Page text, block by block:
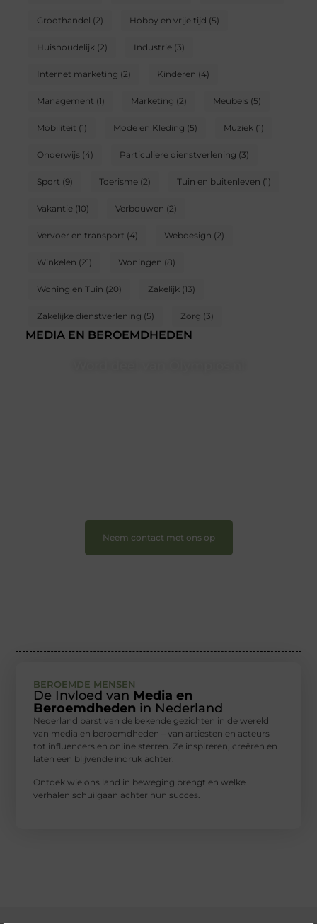
Groothandel (2) Hobby en vrije tijd (5)
Huishoudelijk(2) Industrie(3)
Internet marketing (2) Kinderen (4)
Management (1) Marketing (2) Meubels(5)
Mobiliteit (1) Mode en Kleding (5) Muziek(1)
Onderwijs(4) Particuliere dienstverlening (3)
Sport (9) Toerisme(2) Tuin en buitenleven (1)
Vakantie(10) Verbouwen (2)
Vervoer en transport (4) Webdesign (2)
Winkelen (21) Woningen (8)
Woning en Tuin (20) Zakelijk(13)
Zakelijke dienstverlening (5) Zorg (3)
MEDIA EN BEROEMDHEDEN
Neem contact met ons op
BEROEMDE MENSEN
De Invloed van Media en
Beroemdheden in Nederland
Nederland barst van de bekende gezichten in de wereld
van media en beroemdheden – van artiesten en acteurs
tot influencers en online sterren. Ze inspireren, creëren en
laten een blijvende indruk achter.
Ontdek wie ons land in beweging brengt en welke
verhalen schuilgaan achter hun succes.